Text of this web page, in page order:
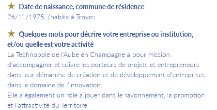
Date de naissance, commune de résidence
26/11/1975, j'habite à Troyes
Quelques mots pour décrire votre entreprise ou institution,
et/ou quelle est votre activité
La Technopole de l'Aube en Champagne a pour mission
d'accompagner et suivre les porteurs de projets et entrepreneurs
dans leur démarche de création et de développement d'entreprises
dans le domaine de l'innovation.
Elle a également un rôle à jouer dans le rayonnement, la promotion
et l'attractivité du Territoire.